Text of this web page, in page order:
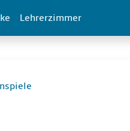
Lehrerzimmer